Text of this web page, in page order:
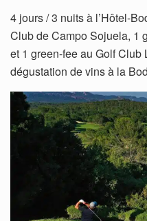
4 jours / 3 nuits à l’Hôtel-
Club de Campo Sojuela, 1
et 1 green-fee au Golf Club
dégustation de vins à la